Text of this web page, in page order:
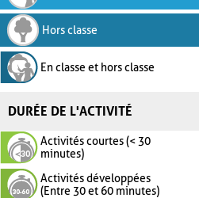
Hors classe
En classe et hors classe
DURÉE DE L'ACTIVITÉ
Activités courtes (< 30
minutes)
Activités développées
(Entre 30 et 60 minutes)